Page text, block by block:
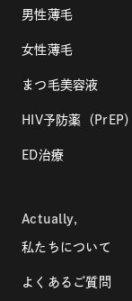
男性薄毛
女性薄毛
まつ毛美容液
HIV予防薬（PrEP）
ED治療
Actually,
私たちについて
よくあるご質問